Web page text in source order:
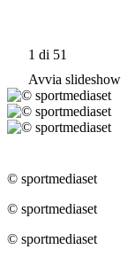
1 di 51
Avvia slideshow
© sportmediaset
© sportmediaset
© sportmediaset